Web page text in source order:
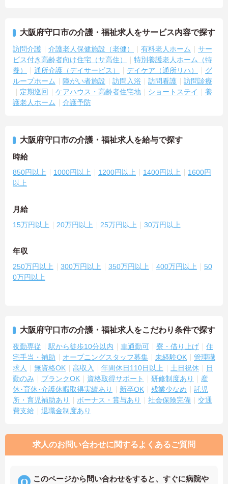
大阪府守口市の介護・福祉求人をサービス内容で探す
訪問介護 介護老人保健施設（老健） 有料老人ホーム
サー
ビス付き高齢者向け住宅（サ高住）
特別養護老人ホーム（特
養）
通所介護（デイサービス） デイケア（通所リハ）
グ
ループホーム
障がい者施設 訪問入浴 訪問看護
訪問診療
定期巡回
ケアハウス・高齢者住宅地 ショートステイ
養
護老人ホーム
介護予防
大阪府守口市の介護・福祉求人を給与で探す
時給
850円以上 1000円以上 1200円以上 1400円以上
1600円
以上
月給
15万円以上 20万円以上 25万円以上 30万円以上
年収
250万円以上 300万円以上 350万円以上 400万円以上
50
0万円以上
大阪府守口市の介護・福祉求人をこだわり条件で探す
夜勤専従 駅から徒歩10分以内 車通勤可 寮・借り上げ
住
宅手当・補助
オープニングスタッフ募集 未経験OK
管理職
求人
無資格OK 高収入 年間休日110日以上 土日祝休
日
勤のみ
ブランクOK 資格取得サポート 研修制度あり
産
休･育休･介護休暇取得実績あり
新卒OK 残業少なめ
託児
所・育児補助あり
ボーナス・賞与あり 社会保険完備
交通
費支給
退職金制度あり
求人のお問い合わせに関するよくあるご質問
このページから問い合わせをすると、すぐに病院や